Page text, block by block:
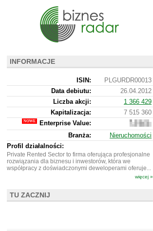
INFORMACJE
ISIN:
PLGURDR00013
Data debiutu:
26.04.2012
Liczba akcji:
1 366 429
Kapitalizacja:
7 515 360
Enterprise Value:
601
360
Branża:
Nieruchomości
Profil działalności:
Private Rented Sector to firma oferująca profesjonalne
rozwiązania dla biznesu i inwestorów, która we
współpracy z doświadczonymi deweloperami oferuje...
więcej »
TU ZACZNIJ